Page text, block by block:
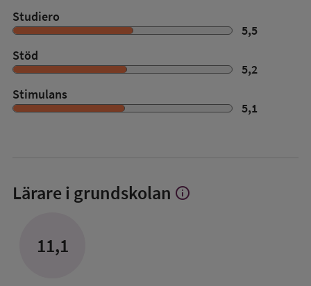
Studiero
5,5
Stöd
5,2
Stimulans
5,1
Lärare i grundskolan Visa
info
11,1